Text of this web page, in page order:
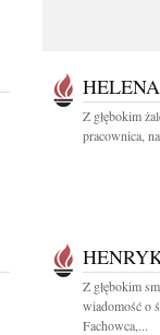
Z głębokim
pracownica,
Z głębokim
wiadomość o
Fachowca,...